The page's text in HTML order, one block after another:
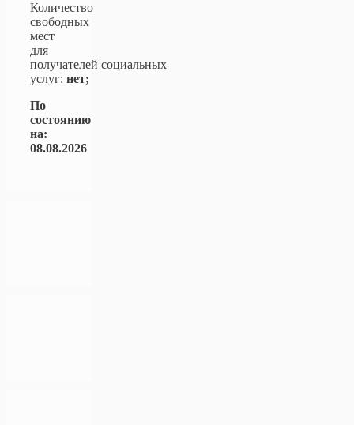
Количество
свободных
мест
для
получателей социальных
услуг: нет;
По
состоянию
на:
08.08.2026